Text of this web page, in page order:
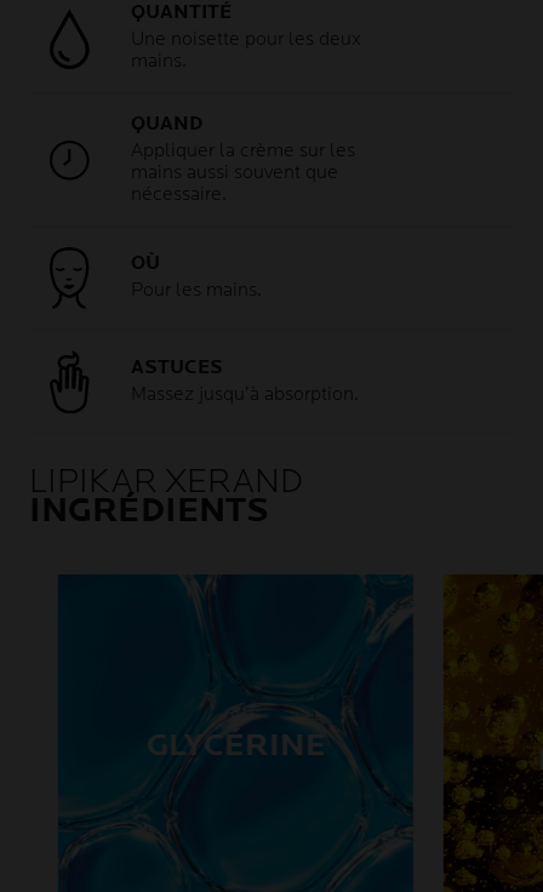
QUANTITÉ
Une noisette pour les deux
mains.
QUAND
Appliquer la crème sur les
mains aussi souvent que
nécessaire.
OÙ
Pour les mains.
ASTUCES
Massez jusqu’à absorption.
LIPIKAR XERAND
INGRÉDIENTS
GLYCÉRINE